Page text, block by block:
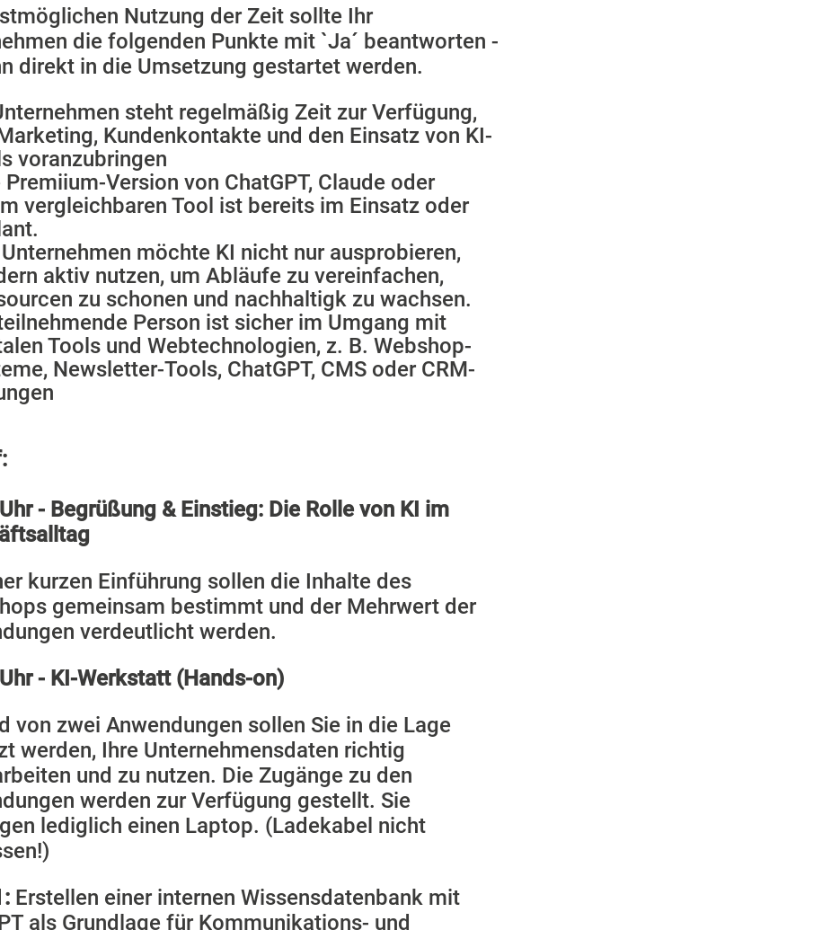
Nutzung der Zeit sollte Ihr
die folgenden Punkte mit `Ja´ beantworten -
direkt in die Umsetzung gestartet werden.
steht regelmäßig Zeit zur Verfügung,
Kundenkontakte und den Einsatz von KI-
voranzubringen
Premiium-Version von ChatGPT, Claude oder
vergleichbaren Tool ist bereits im Einsatz oder
möchte KI nicht nur ausprobieren,
aktiv nutzen, um Abläufe zu vereinfachen,
zu schonen und nachhaltigk zu wachsen.
Person ist sicher im Umgang mit
Tools und Webtechnologien, z. B. Webshop-
Newsletter-Tools, ChatGPT, CMS oder CRM-
- Begrüßung & Einstieg: Die Rolle von KI im
kurzen Einführung sollen die Inhalte des
gemeinsam bestimmt und der Mehrwert der
verdeutlicht werden.
- KI-Werkstatt (Hands-on)
von zwei Anwendungen sollen Sie in die Lage
werden, Ihre Unternehmensdaten richtig
und zu nutzen. Die Zugänge zu den
werden zur Verfügung gestellt. Sie
lediglich einen Laptop. (Ladekabel nicht
Erstellen einer internen Wissensdatenbank mit
als Grundlage für Kommunikations- und